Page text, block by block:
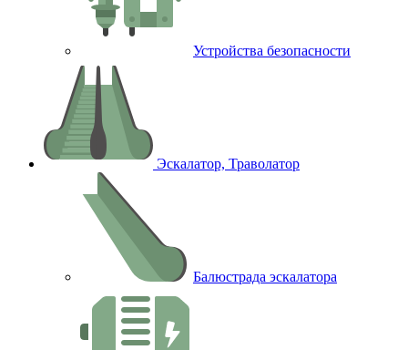
Устройства безопасности
Эскалатор, Траволатор
Балюстрада эскалатора